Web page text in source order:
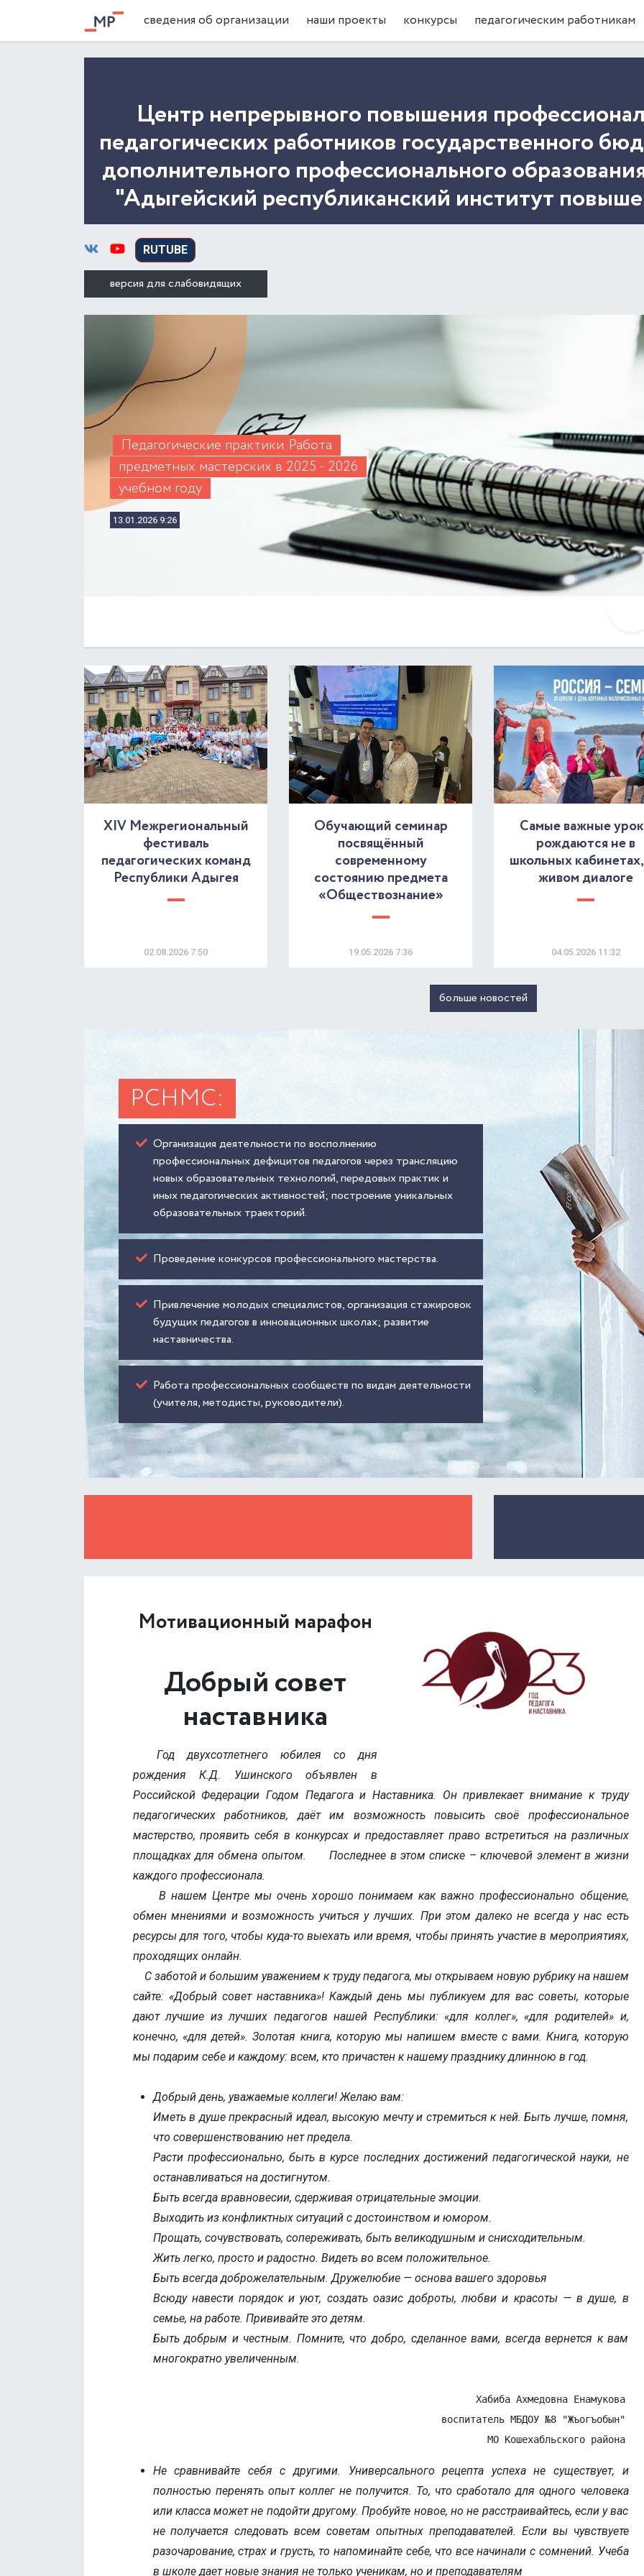
сведения об организации наши проекты конкурсы педагогическим работникам
Центр непрерывного повышения
педагогических работников государственного
дополнительного профессионального
"Адыгейский республиканский институт
RUTUBE
версия для слабовидящих
Педагогические практики. Работа
предметных мастерских в 2025 - 2026
учебном году
13.01.2026 9:26
XIV Межрегиональный
фестиваль
педагогических команд
Республики Адыгея
02.08.2026 7:50
Обучающий семинар
посвящённый
современному
состоянию предмета
«Обществознание»
19.05.2026 7:36
Самые важные
рождаются не в
школьных кабинетах,
живом диалоге
04.05.2026 11:32
больше новостей
РСНМС:
Организация деятельности по восполнению
профессиональных дефицитов педагогов через трансляцию
новых образовательных технологий, передовых практик и
иных педагогических активностей; построение уникальных
образовательных траекторий.
Проведение конкурсов профессионального мастерства.
Привлечение молодых специалистов, организация стажировок
будущих педагогов в инновационных школах; развитие
наставничества.
Работа профессиональных сообществ по видам деятельности
(учителя, методисты, руководители).
Мотивационный марафон
Добрый совет
наставника
Год двухсотлетнего юбилея со дня
рождения К.Д. Ушинского объявлен в
Российской Федерации Годом Педагога и Наставника. Он привлекает внимание к труду
педагогических работников, даёт им возможность повысить своё профессиональное
мастерство, проявить себя в конкурсах и предоставляет право встретиться на различных
площадках для обмена опытом. Последнее в этом списке – ключевой элемент в жизни
каждого профессионала.
В нашем Центре мы очень хорошо понимаем как важно профессионально общение,
обмен мнениями и возможность учиться у лучших. При этом далеко не всегда у нас есть
ресурсы для того, чтобы куда-то выехать или время, чтобы принять участие в мероприятиях,
проходящих онлайн.
С заботой и большим уважением к труду педагога, мы открываем новую рубрику на нашем
сайте: «Добрый совет наставника»! Каждый день мы публикуем для вас советы, которые
дают лучшие из лучших педагогов нашей Республики: «для коллег», «для родителей» и,
конечно, «для детей». Золотая книга, которую мы напишем вместе с вами. Книга, которую
мы подарим себе и каждому: всем, кто причастен к нашему празднику длинною в год.
Добрый день, уважаемые коллеги! Желаю вам:
Иметь в душе прекрасный идеал, высокую мечту и стремиться к ней. Быть лучше, помня,
что совершенствованию нет предела.
Расти профессионально, быть в куpce последних достижений педагогической науки, не
останавливаться на достигнутом.
Быть всегда вравновесии, сдерживая отрицательные эмоции.
Выходить из конфликтных ситуаций с достоинством и юмором.
Прощать, сочувствовать, сопереживать, быть великодушным и снисходительным.
Жить легко, просто и радостно. Видеть во всем положительное.
Быть всегда доброжелательным. Дружелюбие — основа вашего здоровья
Всюду навести порядок и уют, создать оазис доброты, любви и красоты — в душе, в
семье, на работе. Прививайте это детям.
Быть добрым и честным. Помните, что добро, сделанное вами, всегда вернется к вам
многократно увеличенным.
Хабиба Ахмедовна Енамукова
воспитатель МБДОУ №8 "Жъогъобын"
МО Кошехабльского района
Не сравнивайте себя с другими. Универсального рецепта успеха не существует, и
полностью перенять опыт коллег не получится. То, что сработало для одного человека
или класса может не подойти другому. Пробуйте новое, но не расстраивайтесь, если у вас
не получается следовать всем советам опытных преподавателей. Если вы чувствуете
разочарование, страх и грусть, то напоминайте себе, что все начинали с сомнений. Учеба
в школе дает новые знания не только ученикам, но и преподавателям